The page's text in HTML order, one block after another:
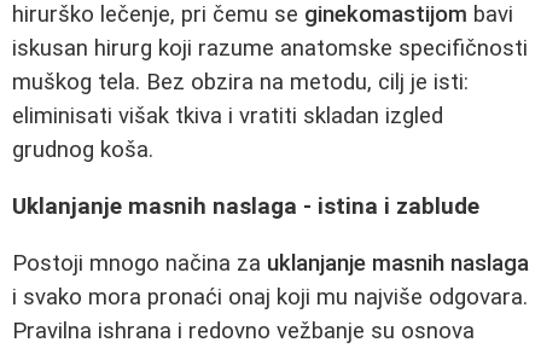
hirurško lečenje, pri čemu se ginekomastijom bavi
iskusan hirurg koji razume anatomske specifičnosti
muškog tela. Bez obzira na metodu, cilj je isti:
eliminisati višak tkiva i vratiti skladan izgled
grudnog koša.
Uklanjanje masnih naslaga - istina i zablude
Postoji mnogo načina za uklanjanje masnih naslaga
i svako mora pronaći onaj koji mu najviše odgovara.
Pravilna ishrana i redovno vežbanje su osnova